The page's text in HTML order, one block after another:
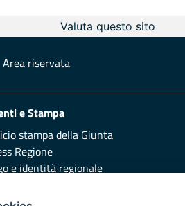
Valuta questo sito
Area riservata
e Stampa
stampa della Giunta
Regione
e identità regionale